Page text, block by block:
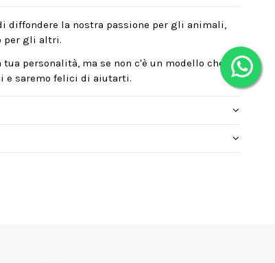
diffondere la nostra passione per gli animali,
per gli altri.
personalità, ma se non c'è un modello che
e saremo felici di aiutarti.